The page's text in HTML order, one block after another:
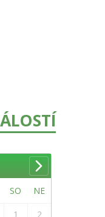
SO NE
1 2